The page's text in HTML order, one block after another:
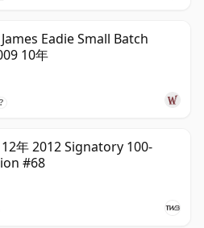
Eadie Small Batch
10年
年 2012 Signatory 100-
#68